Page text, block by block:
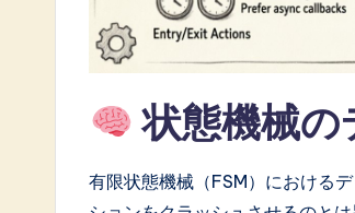
A
&
状態機械の
有限状態機械（FSM）における